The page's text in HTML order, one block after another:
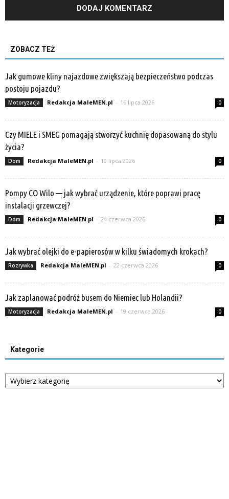
ZOBACZ TEŻ
Jak gumowe kliny najazdowe zwiększają bezpieczeństwo podczas
postoju pojazdu?
Motoryzacja Redakcja MaleMEN.pl - 16 lipca 2026 0
Czy MIELE i SMEG pomagają stworzyć kuchnię dopasowaną do stylu
życia?
Dom Redakcja MaleMEN.pl - 10 lipca 2026 0
Pompy CO Wilo — jak wybrać urządzenie, które poprawi pracę
instalacji grzewczej?
Dom Redakcja MaleMEN.pl - 24 czerwca 2026 0
Jak wybrać olejki do e-papierosów w kilku świadomych krokach?
Rozrywka Redakcja MaleMEN.pl - 22 czerwca 2026 0
Jak zaplanować podróż busem do Niemiec lub Holandii?
Motoryzacja Redakcja MaleMEN.pl - 19 czerwca 2026 0
Kategorie
Kategorie